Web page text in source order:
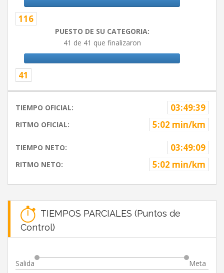
116
PUESTO DE SU CATEGORIA:
41 de 41 que finalizaron
41
TIEMPO OFICIAL: 03:49:39
RITMO OFICIAL: 5:02 min/km
TIEMPO NETO: 03:49:09
RITMO NETO: 5:02 min/km
TIEMPOS PARCIALES (Puntos de
Control)
Salida Meta